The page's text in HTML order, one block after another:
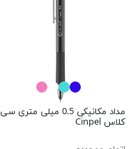
مداد مکانیکی 0.5 میلی متری سی
کلاس Cinpel